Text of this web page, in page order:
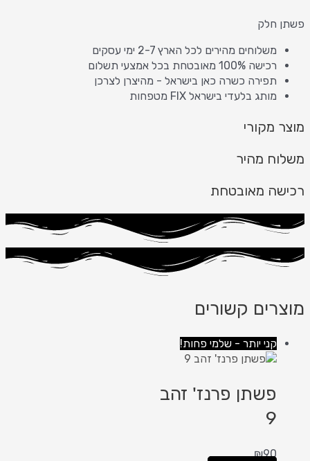
פשתן חלק
משלוחים מהירים לכל הארץ 2-7 ימי עסקים
רכישה 100% מאובטחת בכל אמצעי תשלום
תפירה כשרה כאן בישראל - מהיצרן לצרכן
מותג בלעדי בישראל FIX מטפחות
מוצר מקורי
משלוח מהיר
רכישה מאובטחת
מוצרים קשורים
קני יותר - שלמי פחות!
פשתן פרנז' זהב
9
₪90